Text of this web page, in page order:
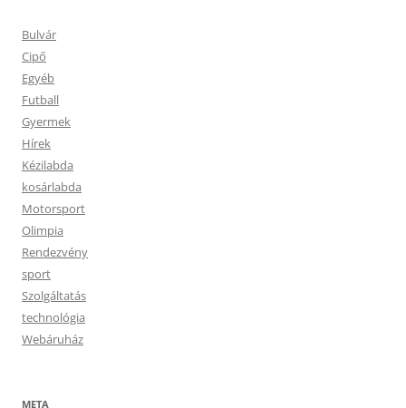
Bulvár
Cipő
Egyéb
Futball
Gyermek
Hírek
Kézilabda
kosárlabda
Motorsport
Olimpia
Rendezvény
sport
Szolgáltatás
technológia
Webáruház
META